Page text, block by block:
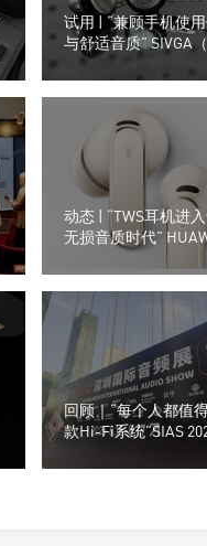
试用 | “兼顾手机使
与舒适音质” SIVGA
嘉）M260平头耳塞
动态 | “TWS耳机进
无损音质时代”
回顾｜“每个人都值
款Hi-Fi系统”SIAS